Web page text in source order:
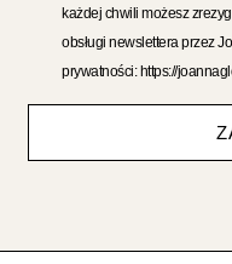
każdej chwili możesz
obsługi newslettera przez
prywatności: https://